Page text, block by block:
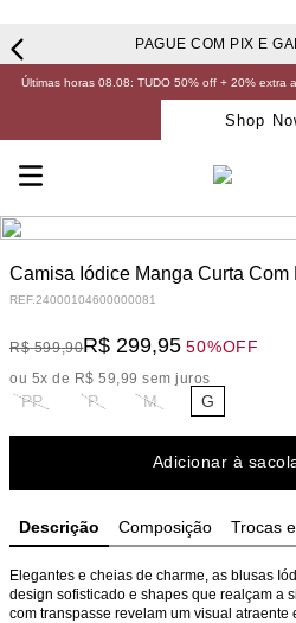
PAGUE COM PIX E
Últimas horas 08.08: TUDO 50% off + 20% extra
Shop
Camisa Iódice Manga Curta Com
REF.24000104600000081
R$ 599,90R$ 299,95 50%OFF
ou 5x de R$ 59,99 sem juros
PP P M G
Adicionar à
Descrição Composição Trocas
Elegantes e cheias de charme, as blusas
design sofisticado e shapes que realçam a
com transpasse revelam um visual